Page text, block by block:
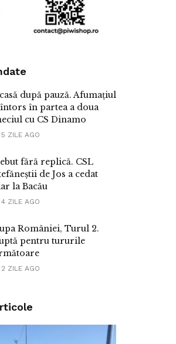
după pauză. Afumațiul
în partea a doua
cu CS Dinamo
ZILE AGO
fără replică. CSL
de Jos a cedat
la Bacău
ZILE AGO
României, Turul 2.
pentru tururile
ZILE AGO